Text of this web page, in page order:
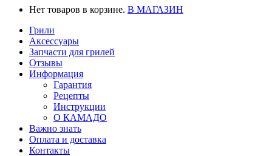
Нет товаров в корзине. В МАГАЗИН
Грили
Аксессуары
Запчасти для грилей
Отзывы
Информация
Гарантия
Рецепты
Инструкции
О КАМАДО
Важно знать
Оплата и доставка
Контакты